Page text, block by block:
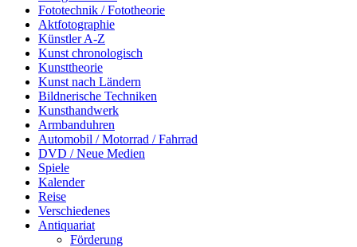
Fototechnik / Fototheorie
Aktfotographie
Künstler A-Z
Kunst chronologisch
Kunsttheorie
Kunst nach Ländern
Bildnerische Techniken
Kunsthandwerk
Armbanduhren
Automobil / Motorrad / Fahrrad
DVD / Neue Medien
Spiele
Kalender
Reise
Verschiedenes
Antiquariat
Förderung